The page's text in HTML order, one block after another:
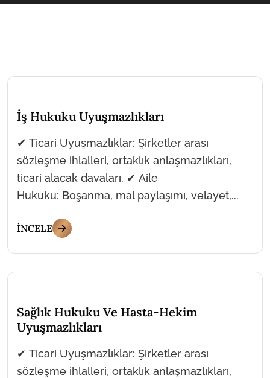
İş Hukuku Uyuşmazlıkları
✔ Ticari Uyuşmazlıklar: Şirketler arası
sözleşme ihlalleri, ortaklık anlaşmazlıkları,
ticari alacak davaları. ✔ Aile
Hukuku: Boşanma, mal paylaşımı, velayet,...
İNCELE
Sağlık Hukuku Ve Hasta-Hekim
Uyuşmazlıkları
✔ Ticari Uyuşmazlıklar: Şirketler arası
sözleşme ihlalleri, ortaklık anlaşmazlıkları,